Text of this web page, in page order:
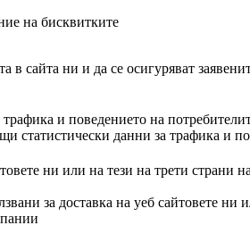
на бисквитките
в сайта ни и да се осигуряват
и поведението на
статистически данни за трафика и
ни или на тези на трети
за доставка на уеб сайтовете ни